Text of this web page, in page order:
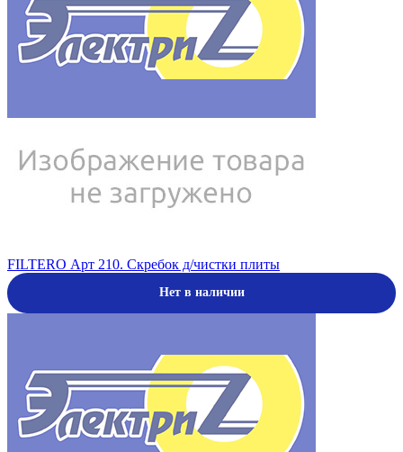
FILTERO Арт 210. Скребок д/чистки плиты
Нет в наличии